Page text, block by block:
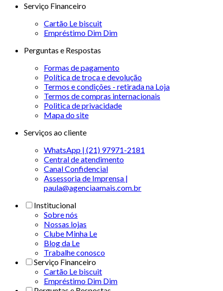
Serviço Financeiro
Cartão Le biscuit
Empréstimo Dim Dim
Perguntas e Respostas
Formas de pagamento
Política de troca e devolução
Termos e condições - retirada na Loja
Termos de compras internacionais
Politica de privacidade
Mapa do site
Serviços ao cliente
WhatsApp | (21) 97971-2181
Central de atendimento
Canal Confidencial
Assessoria de Imprensa |
paula@agenciaamais.com.br
Institucional
Sobre nós
Nossas lojas
Clube Minha Le
Blog da Le
Trabalhe conosco
Serviço Financeiro
Cartão Le biscuit
Empréstimo Dim Dim